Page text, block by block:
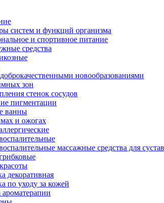
систем и функций организма
и спортивное питание
средства
новообразованиями
зон
стенок сосудов
пигментации
ванны
и ожогах
массажные средства для
декоративная
по уходу за кожей
ароматерапии